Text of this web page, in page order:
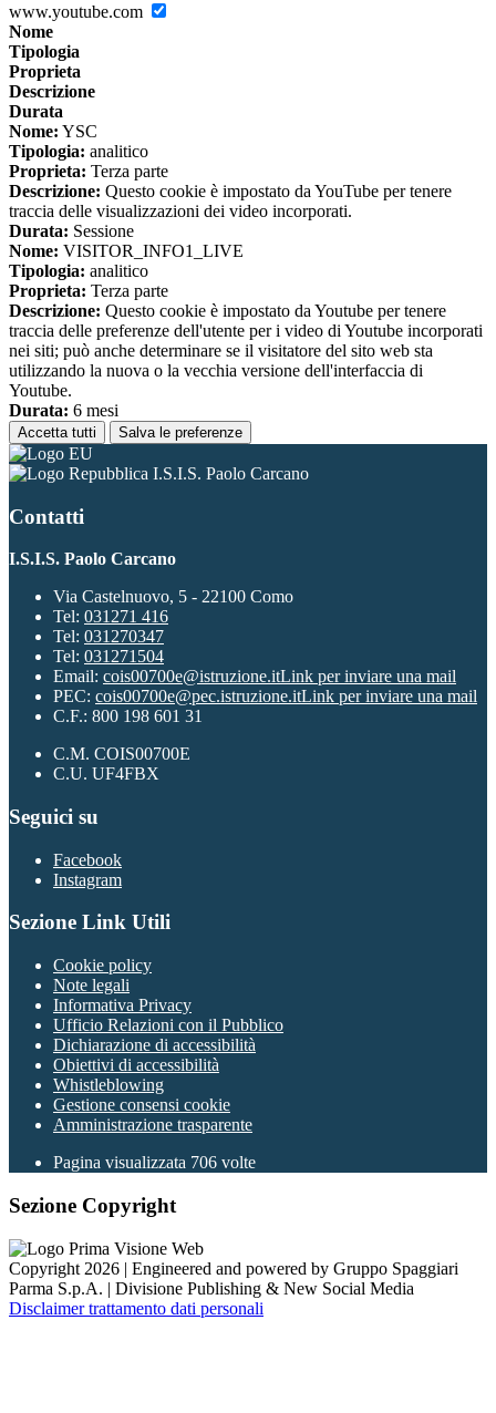
www.youtube.com
Nome
Tipologia
Proprieta
Descrizione
Durata
Nome: YSC
Tipologia: analitico
Proprieta: Terza parte
Descrizione: Questo cookie è impostato da YouTube per tenere
traccia delle visualizzazioni dei video incorporati.
Durata: Sessione
Nome: VISITOR_INFO1_LIVE
Tipologia: analitico
Proprieta: Terza parte
Descrizione: Questo cookie è impostato da Youtube per tenere
traccia delle preferenze dell'utente per i video di Youtube incorporati
nei siti; può anche determinare se il visitatore del sito web sta
utilizzando la nuova o la vecchia versione dell'interfaccia di
Youtube.
Durata: 6 mesi
Accetta tutti Salva le preferenze
I.S.I.S. Paolo Carcano
Contatti
I.S.I.S. Paolo Carcano
Via Castelnuovo, 5 - 22100 Como
Tel: 031271 416
Tel: 031270347
Tel: 031271504
Email: cois00700e@istruzione.itLink per inviare una mail
PEC: cois00700e@pec.istruzione.itLink per inviare una mail
C.F.: 800 198 601 31
C.M. COIS00700E
C.U. UF4FBX
Seguici su
Facebook
Instagram
Sezione Link Utili
Cookie policy
Note legali
Informativa Privacy
Ufficio Relazioni con il Pubblico
Dichiarazione di accessibilità
Obiettivi di accessibilità
Whistleblowing
Gestione consensi cookie
Amministrazione trasparente
Pagina visualizzata 706 volte
Sezione Copyright
Copyright 2026 | Engineered and powered by Gruppo Spaggiari
Parma S.p.A. | Divisione Publishing & New Social Media
Disclaimer trattamento dati personali